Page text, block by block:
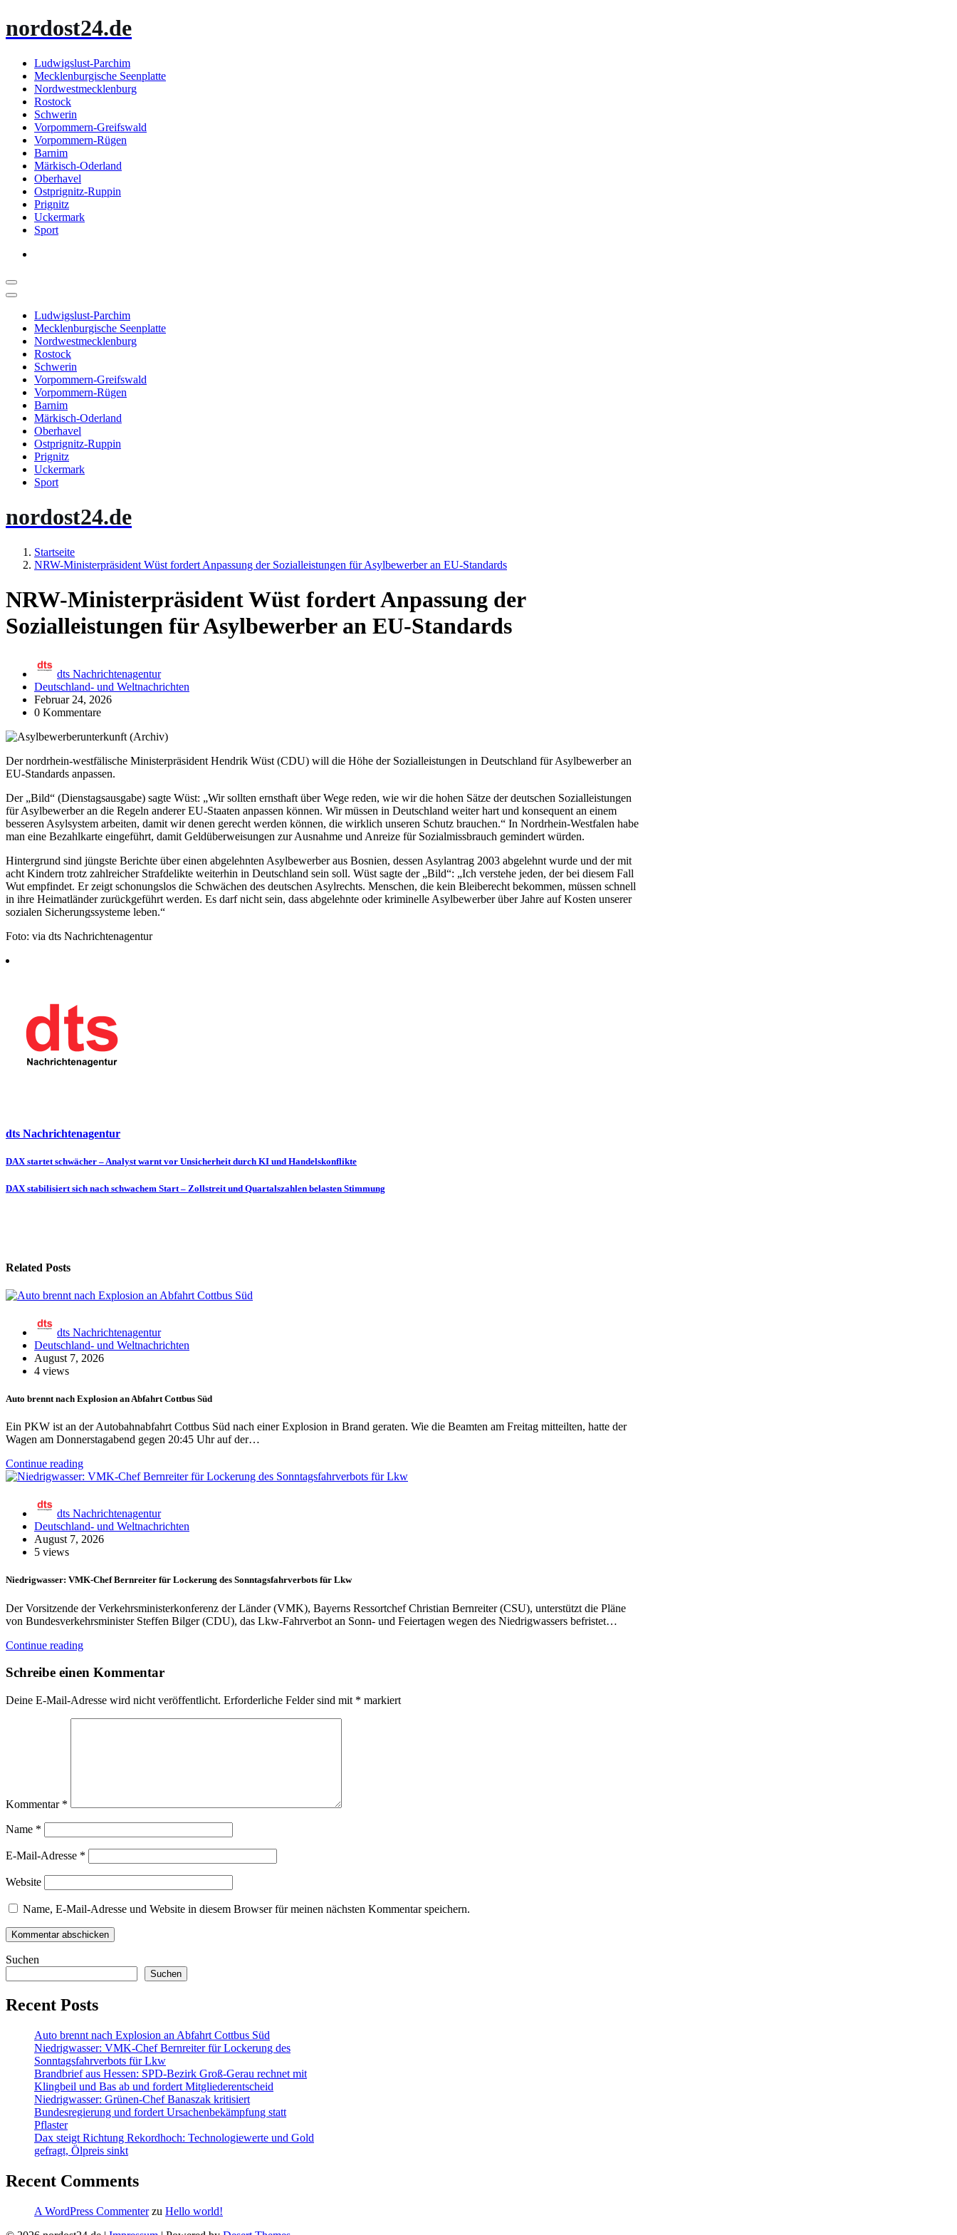
Inhalt
nordost24.de
Ludwigslust-Parchim
Mecklenburgische Seenplatte
Nordwestmecklenburg
Rostock
Schwerin
Vorpommern-Greifswald
Vorpommern-Rügen
Barnim
Märkisch-Oderland
Oberhavel
Ostprignitz-Ruppin
Prignitz
Uckermark
Sport
Ludwigslust-Parchim
Mecklenburgische Seenplatte
Nordwestmecklenburg
Rostock
Schwerin
Vorpommern-Greifswald
Vorpommern-Rügen
Barnim
Märkisch-Oderland
Oberhavel
Ostprignitz-Ruppin
Prignitz
Uckermark
Sport
nordost24.de
Startseite
NRW-Ministerpräsident Wüst fordert Anpassung der Sozialleistungen für Asylbewerber an EU-Standards
NRW-Ministerpräsident Wüst fordert Anpassung der
Sozialleistungen für Asylbewerber an EU-Standards
dts Nachrichtenagentur
Deutschland- und Weltnachrichten
Februar 24, 2026
0 Kommentare
Der nordrhein-westfälische Ministerpräsident Hendrik Wüst (CDU) will die Höhe der Sozialleistungen in Deutschland für Asylbewerber an
EU-Standards anpassen.
Der „Bild“ (Dienstagsausgabe) sagte Wüst: „Wir sollten ernsthaft über Wege reden, wie wir die hohen Sätze der deutschen Sozialleistungen
für Asylbewerber an die Regeln anderer EU-Staaten anpassen können. Wir müssen in Deutschland weiter hart und konsequent an einem
besseren Asylsystem arbeiten, damit wir denen gerecht werden können, die wirklich unseren Schutz brauchen.“ In Nordrhein-Westfalen habe
man eine Bezahlkarte eingeführt, damit Geldüberweisungen zur Ausnahme und Anreize für Sozialmissbrauch gemindert würden.
Hintergrund sind jüngste Berichte über einen abgelehnten Asylbewerber aus Bosnien, dessen Asylantrag 2003 abgelehnt wurde und der mit
acht Kindern trotz zahlreicher Strafdelikte weiterhin in Deutschland sein soll. Wüst sagte der „Bild“: „Ich verstehe jeden, der bei diesem Fall
Wut empfindet. Er zeigt schonungslos die Schwächen des deutschen Asylrechts. Menschen, die kein Bleiberecht bekommen, müssen schnell
in ihre Heimatländer zurückgeführt werden. Es darf nicht sein, dass abgelehnte oder kriminelle Asylbewerber über Jahre auf Kosten unserer
sozialen Sicherungssysteme leben.“
Foto: via dts Nachrichtenagentur
dts Nachrichtenagentur
Beitragsnavigation
DAX startet schwächer – Analyst warnt vor Unsicherheit durch KI und Handelskonflikte
DAX stabilisiert sich nach schwachem Start – Zollstreit und Quartalszahlen belasten Stimmung
Related Posts
dts Nachrichtenagentur
Deutschland- und Weltnachrichten
August 7, 2026
4 views
Auto brennt nach Explosion an Abfahrt Cottbus Süd
Ein PKW ist an der Autobahnabfahrt Cottbus Süd nach einer Explosion in Brand geraten. Wie die Beamten am Freitag mitteilten, hatte der
Wagen am Donnerstagabend gegen 20:45 Uhr auf der…
Continue reading
dts Nachrichtenagentur
Deutschland- und Weltnachrichten
August 7, 2026
5 views
Niedrigwasser: VMK-Chef Bernreiter für Lockerung des Sonntagsfahrverbots für Lkw
Der Vorsitzende der Verkehrsministerkonferenz der Länder (VMK), Bayerns Ressortchef Christian Bernreiter (CSU), unterstützt die Pläne
von Bundesverkehrsminister Steffen Bilger (CDU), das Lkw-Fahrverbot an Sonn- und Feiertagen wegen des Niedrigwassers befristet…
Continue reading
Schreibe einen Kommentar
Deine E-Mail-Adresse wird nicht veröffentlicht. Erforderliche Felder sind mit * markiert
Kommentar *
Name *
E-Mail-Adresse *
Website
Name, E-Mail-Adresse und Website in diesem Browser für meinen nächsten Kommentar speichern.
Suchen
Suchen
Recent Posts
Auto brennt nach Explosion an Abfahrt Cottbus Süd
Niedrigwasser: VMK-Chef Bernreiter für Lockerung des
Sonntagsfahrverbots für Lkw
Brandbrief aus Hessen: SPD-Bezirk Groß-Gerau rechnet mit
Klingbeil und Bas ab und fordert Mitgliederentscheid
Niedrigwasser: Grünen-Chef Banaszak kritisiert
Bundesregierung und fordert Ursachenbekämpfung statt
Pflaster
Dax steigt Richtung Rekordhoch: Technologiewerte und Gold
gefragt, Ölpreis sinkt
Recent Comments
A WordPress Commenterzu Hello world!